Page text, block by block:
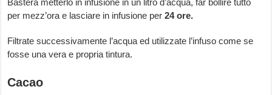
Basterà metterlo in infusione in un litro d’acqua, far bollire tutto
per mezz’ora e lasciare in infusione per24 ore.
Filtrate successivamente l’acqua ed utilizzate l’infuso come se
fosse una vera e propria tintura.
Cacao